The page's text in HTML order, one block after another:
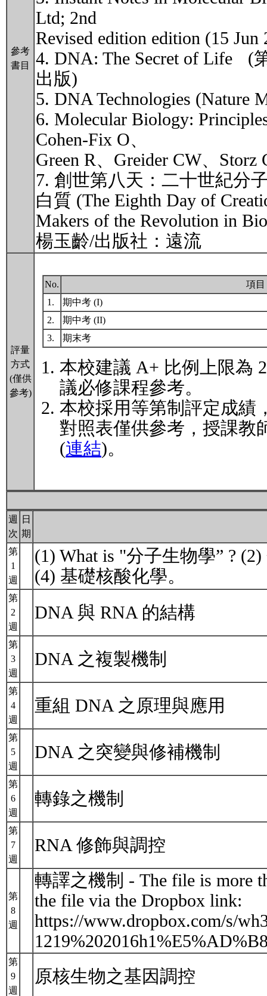
參考
書目
Ltd; 2nd
Revised edition edition (15 Jun
4. DNA: The Secret of Life (
出版)
5. DNA Technologies (Nature
6. Molecular Biology:
Cohen-Fix O、
Green R、Greider CW、
7. 創世第八天：二十世紀分
白質 (The Eighth Day of
Makers of the Revolution in
楊玉齡/出版社：遠流
評量
方式
(僅供
參考)
No.
項目
1.
期中考 (I)
2.
期中考 (II)
3.
期末考
本校建議 A+ 比例上限為
議必修課程參考。
本校採用等第制評定成績
對照表僅供參考，授課教
(連結)。
週
次
日
期
第
1
週
(1) What is "分子生物學” ?
(4) 基礎核酸化學。
第
2
週
DNA 與 RNA 的結構
第
3
週
DNA 之複製機制
第
4
週
重組 DNA 之原理與應用
第
5
週
DNA 之突變與修補機制
第
6
週
轉錄之機制
第
7
週
RNA 修飾與調控
第
8
週
轉譯之機制 - The file is more
the file via the Dropbox link:
https://www.dropbox.com/s/
第
9
週
原核生物之基因調控